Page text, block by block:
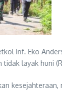
Inf. Eko
tidak layak huni